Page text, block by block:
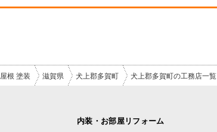
屋根 塗装 滋賀県 犬上郡多賀町 犬上郡多賀町の工務店一覧
内装・お部屋リフォーム